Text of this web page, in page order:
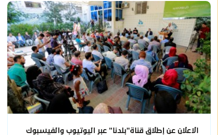
الاعلان عن إطلاق قناة"بلدنا" عبر اليوتيوب والفيسبوك